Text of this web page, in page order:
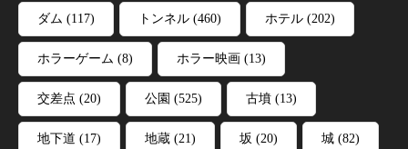
ダム (117) トンネル (460) ホテル (202)
ホラーゲーム (8) ホラー映画 (13)
交差点 (20) 公園 (525) 古墳 (13)
地下道 (17) 地蔵 (21) 坂 (20) 城 (82)